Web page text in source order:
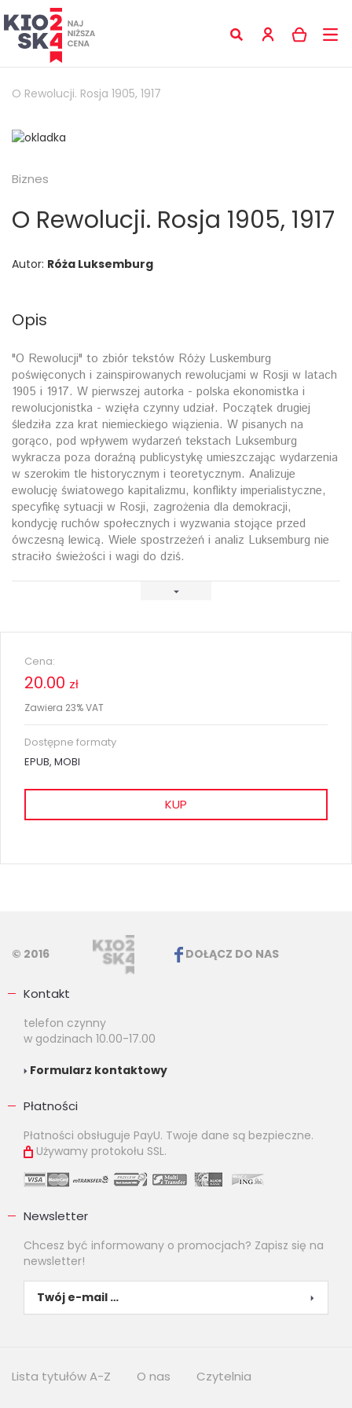
O Rewolucji. Rosja 1905, 1917
Biznes
O Rewolucji. Rosja 1905, 1917
Autor: Róża Luksemburg
Opis
"O Rewolucji" to zbiór tekstów Róży Luskemburg
poświęconych i zainspirowanych rewolucjami w Rosji w latach
1905 i 1917. W pierwszej autorka - polska ekonomistka i
rewolucjonistka - wzięła czynny udział. Początek drugiej
śledziła zza krat niemieckiego wiązienia. W pisanych na
gorąco, pod wpływem wydarzeń tekstach Luksemburg
wykracza poza doraźną publicystykę umieszczając wydarzenia
w szerokim tle historycznym i teoretycznym. Analizuje
ewolucję światowego kapitalizmu, konflikty imperialistyczne,
specyfikę sytuacji w Rosji, zagrożenia dla demokracji,
kondycję ruchów społecznych i wyzwania stojące przed
ówczesną lewicą. Wiele spostrzeżeń i analiz Luksemburg nie
straciło świeżości i wagi do dziś.
Cena:
20.00 zł
Zawiera 23% VAT
Dostępne formaty
EPUB, MOBI
KUP
© 2016 DOŁĄCZ DO NAS
Kontakt
telefon czynny
w godzinach 10.00-17.00
Formularz kontaktowy
Płatności
Płatności obsługuje PayU. Twoje dane są bezpieczne.
Używamy protokołu SSL.
Newsletter
Chcesz być informowany o promocjach? Zapisz się na
newsletter!
Lista tytułów A-Z O nas Czytelnia